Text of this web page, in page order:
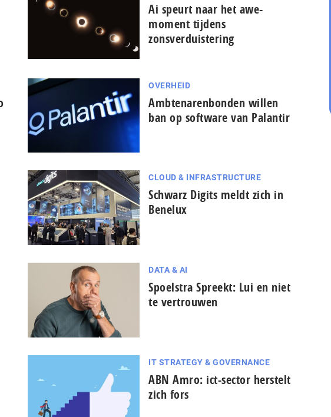
Ai speurt naar het awe-
moment tijdens
zonsverduistering
OVERHEID
Ambtenarenbonden willen
ban op software van Palantir
CLOUD & INFRASTRUCTURE
Schwarz Digits meldt zich in
Benelux
DATA & AI
Spoelstra Spreekt: Lui en niet
te vertrouwen
IT STRATEGY & GOVERNANCE
ABN Amro: ict-sector herstelt
zich fors